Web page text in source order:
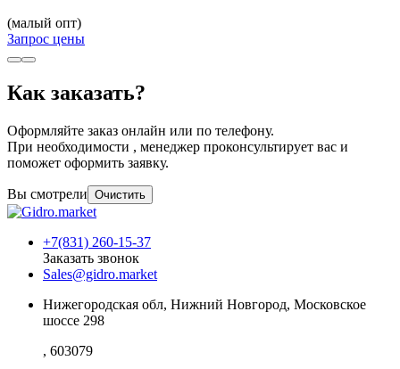
(малый опт)
Запрос цены
Как заказать?
Оформляйте заказ онлайн или по телефону.
При необходимости , менеджер проконсультирует вас и
поможет оформить заявку.
Вы смотрели Очистить
+7(831) 260-15-37
Заказать звонок
Sales@gidro.market
Нижегородская обл, Нижний Новгород, Московское
шоссе 298
, 603079